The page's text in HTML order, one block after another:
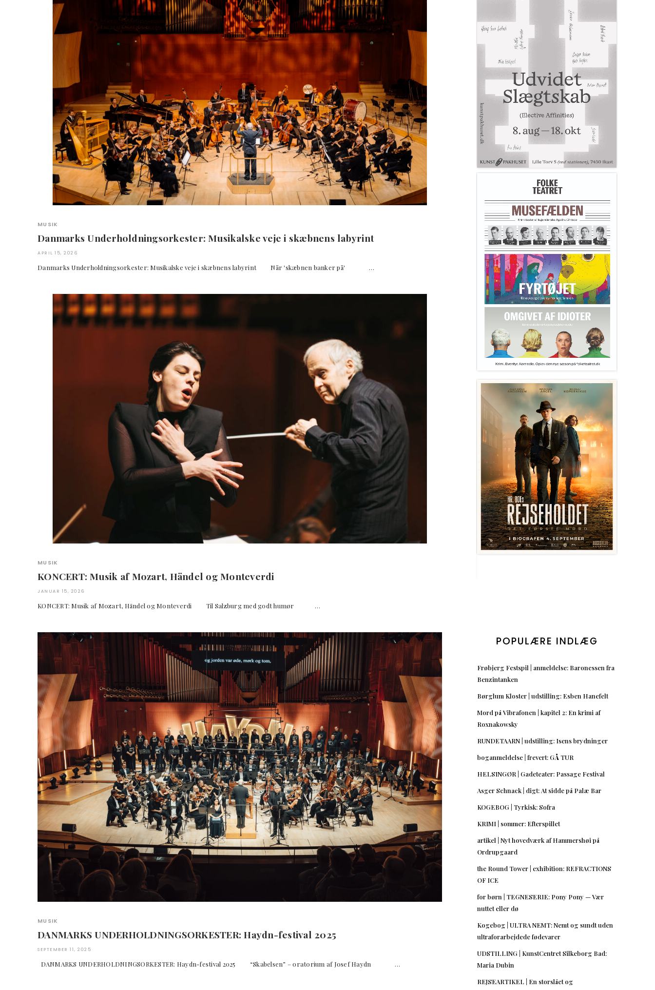
MUSIK
Danmarks Underholdningsorkester: Musikalske veje i skæbnens labyrint
APRIL 15, 2026
Danmarks Underholdningsorkester: Musikalske veje i skæbnens labyrint Når 'skæbnen banker på' …
MUSIK
KONCERT: Musik af Mozart, Händel og Monteverdi
JANUAR 15, 2026
KONCERT: Musik af Mozart, Händel og Monteverdi Til Salzburg med godt humør …
MUSIK
DANMARKS UNDERHOLDNINGSORKESTER: Haydn-festival 2025
SEPTEMBER 11, 2025
DANMARKS UNDERHOLDNINGSORKESTER: Haydn-festival 2025 “Skabelsen” – oratorium af Josef Haydn …
POPULÆRE INDLÆG
Frøbjerg Festspil | anmeldelse: Baronessen fra
Benzintanken
Børglum Kloster | udstilling: Esben Hanefelt
Mord på Vibrafonen | kapitel 2: En krimi af
Roxnakowsky
RUNDETAARN | udstilling: Isens brydninger
boganmeldelse | frevert: GÅ TUR
HELSINGØR | Gadeteater: Passage Festival
Asger Schnack | digt: At sidde på Palæ Bar
KOGEBOG | Tyrkisk: Sofra
KRIMI | sommer: Efterspillet
artikel | Nyt hovedværk af Hammershøi på
Ordrupgaard
the Round Tower | exhibition: REFRACTIONS
OF ICE
for børn | TEGNESERIE: Pony Pony — Vær
nuttet eller dø
Kogebog | ULTRA NEMT: Nemt og sundt uden
ultraforarbejdede fødevarer
UDSTILLING | KunstCentret Silkeborg Bad:
Maria Dubin
REJSEARTIKEL | En storslået og